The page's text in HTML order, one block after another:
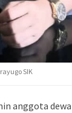
SIK
anggota